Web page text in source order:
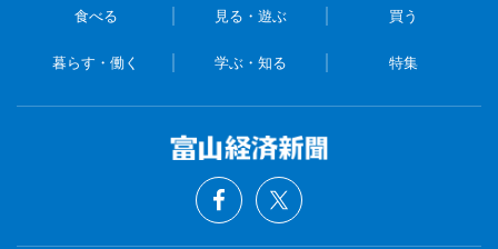
食べる 見る・遊ぶ 買う
暮らす・働く 学ぶ・知る 特集